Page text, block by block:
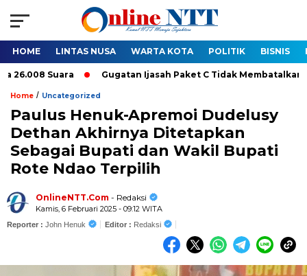
HOME LINTAS NUSA WARTA KOTA POLITIK BISNIS
Suara Gugatan Ijasah Paket C Tidak Membatalkan
Home / Uncategorized
Paulus Henuk-Apremoi Dudelusy
Dethan Akhirnya Ditetapkan
Sebagai Bupati dan Wakil Bupati
Rote Ndao Terpilih
OnlineNTT.Com - Redaksi
Kamis, 6 Februari 2025 - 09:12 WITA
Reporter : John Henuk Editor : Redaksi